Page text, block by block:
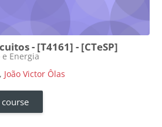
- [T4161] - [CTeSP]
e Energia
, João Victor Ôlas